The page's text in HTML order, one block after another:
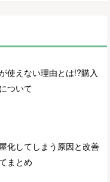
使えない理由とは!?購入
ついて
化してしまう原因と改善
まとめ